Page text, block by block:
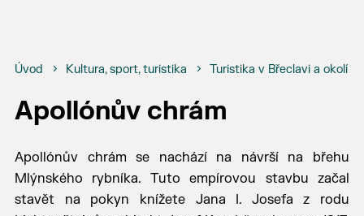
Úvod Kultura, sport, turistika Turistika v Břeclavi a okolí
Apollónův chrám
Apollónův chrám se nachází na návrší na břehu
Mlýnského rybníka. Tuto empírovou stavbu začal
stavět na pokyn knížete Jana I. Josefa z rodu